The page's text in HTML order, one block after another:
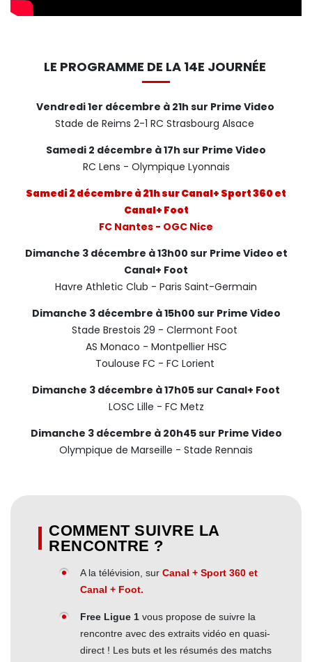
LE PROGRAMME DE LA 14E JOURNÉE
Vendredi 1er décembre à 21h sur Prime Video
Stade de Reims 2-1 RC Strasbourg Alsace
Samedi 2 décembre à 17h sur Prime Video
RC Lens - Olympique Lyonnais
Samedi 2 décembre à 21h sur Canal+ Sport 360 et
Canal+ Foot
FC Nantes - OGC Nice
Dimanche 3 décembre à 13h00 sur Prime Video et
Canal+ Foot
Havre Athletic Club - Paris Saint-Germain
Dimanche 3 décembre à 15h00 sur Prime Video
Stade Brestois 29 - Clermont Foot
AS Monaco - Montpellier HSC
Toulouse FC - FC Lorient
Dimanche 3 décembre à 17h05 sur Canal+ Foot
LOSC Lille - FC Metz
Dimanche 3 décembre à 20h45 sur Prime Video
Olympique de Marseille - Stade Rennais
COMMENT SUIVRE LA
RENCONTRE ?
A la télévision, sur Canal + Sport 360 et
Canal + Foot.
Free Ligue 1 vous propose de suivre la
rencontre avec des extraits vidéo en quasi-
direct ! Les buts et les résumés des matchs